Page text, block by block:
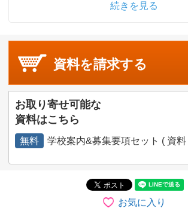
続きを見る
資料を請求する
お取り寄せ可能な
資料はこちら
無料 学校案内&募集要項セット ( 資料
お気に入り